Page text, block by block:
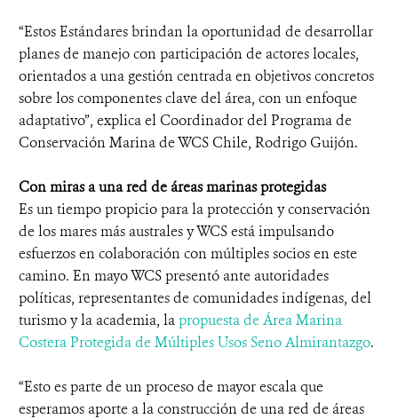
“Estos Estándares brindan la oportunidad de desarrollar
planes de manejo con participación de actores locales,
orientados a una gestión centrada en objetivos concretos
sobre los componentes clave del área, con un enfoque
adaptativo”, explica el Coordinador del Programa de
Conservación Marina de WCS Chile, Rodrigo Guijón.
Con miras a una red de áreas marinas protegidas
Es un tiempo propicio para la protección y conservación
de los mares más australes y WCS está impulsando
esfuerzos en colaboración con múltiples socios en este
camino. En mayo WCS presentó ante autoridades
políticas, representantes de comunidades indígenas, del
turismo y la academia, la propuesta de Área Marina
Costera Protegida de Múltiples Usos Seno Almirantazgo.
“Esto es parte de un proceso de mayor escala que
esperamos aporte a la construcción de una red de áreas